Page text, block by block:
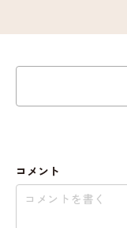
コメント